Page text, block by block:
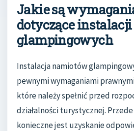
Jakie są
dotyczące
glampingowych
Instalacja namiotów
pewnymi wymaganiami
które należy spełnić przed
działalności turystycznej.
konieczne jest uzyskanie